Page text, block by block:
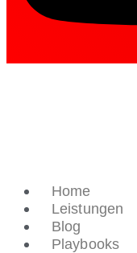
Home
Leistungen
Blog
Playbooks